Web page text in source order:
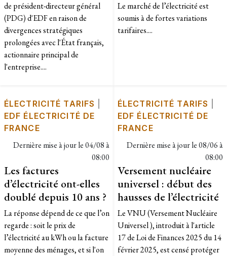
de président-directeur général
(PDG) d'EDF en raison de
divergences stratégiques
prolongées avec l'État français,
actionnaire principal de
l'entreprise....
Le marché de l’électricité est
soumis à de fortes variations
tarifaires....
ÉLECTRICITÉ TARIFS
EDF ÉLECTRICITÉ DE
FRANCE
Dernière mise à jour le04/08 à
08:00
Les factures
d’électricité ont-elles
doublé depuis 10 ans ?
La réponse dépend de ce que l’on
regarde : soit le prix de
l’électricité au kWh ou la facture
moyenne des ménages, et si l'on
ÉLECTRICITÉ TARIFS
EDF ÉLECTRICITÉ DE
FRANCE
Dernière mise à jour le08/06 à
08:00
Versement nucléaire
universel : début des
hausses de l’électricité
Le VNU (Versement Nucléaire
Universel ), introduit à l'article
17 de Loi de Finances 2025 du 14
février 2025, est censé protéger